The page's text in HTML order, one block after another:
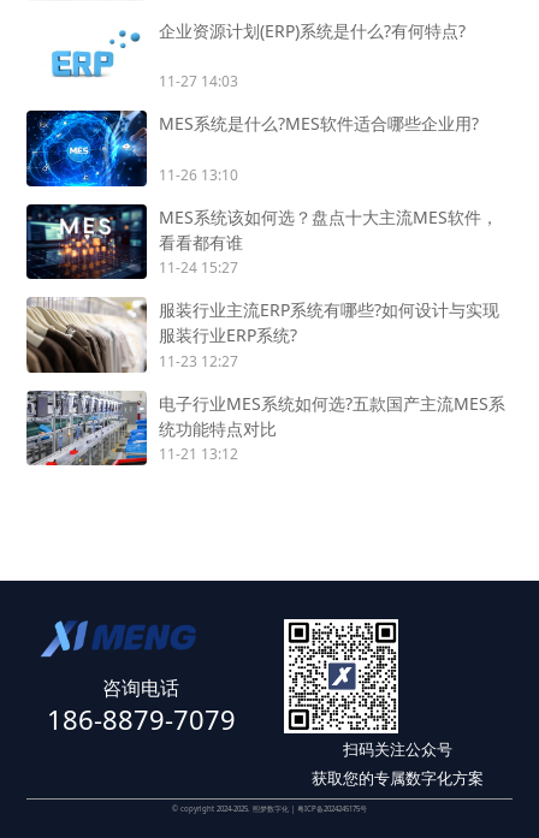
企业资源计划(ERP)系统是什么?有何特点?
11-27 14:03
MES系统是什么?MES软件适合哪些企业用?
11-26 13:10
MES系统该如何选？盘点十大主流MES软件，
看看都有谁
11-24 15:27
服装行业主流ERP系统有哪些?如何设计与实现
服装行业ERP系统?
11-23 12:27
电子行业MES系统如何选?五款国产主流MES系
统功能特点对比
11-21 13:12
咨询电话
186-8879-7079
扫码关注公众号
获取您的专属数字化方案
© copyright 2024-2025. 熙梦数字化 | 粤ICP备2024245175号